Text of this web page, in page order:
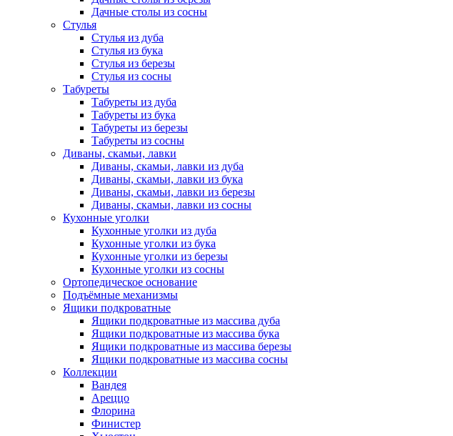
Дачные столы из сосны
Стулья
Стулья из дуба
Стулья из бука
Стулья из березы
Стулья из сосны
Табуреты
Табуреты из дуба
Табуреты из бука
Табуреты из березы
Табуреты из сосны
Диваны, скамьи, лавки
Диваны, скамьи, лавки из дуба
Диваны, скамьи, лавки из бука
Диваны, скамьи, лавки из березы
Диваны, скамьи, лавки из сосны
Кухонные уголки
Кухонные уголки из дуба
Кухонные уголки из бука
Кухонные уголки из березы
Кухонные уголки из сосны
Ортопедическое основание
Подъёмные механизмы
Ящики подкроватные
Ящики подкроватные из массива дуба
Ящики подкроватные из массива бука
Ящики подкроватные из массива березы
Ящики подкроватные из массива сосны
Коллекции
Вандея
Ареццо
Флорина
Финистер